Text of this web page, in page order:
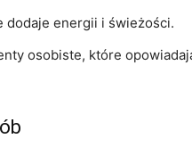
dodaje energii‌ i świeżości.
osobiste, które